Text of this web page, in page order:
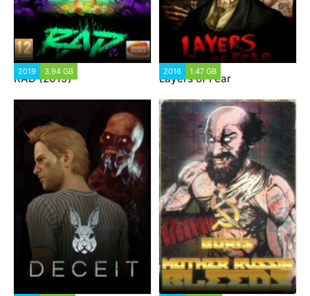
2019 3.94 GB
RAD (2019)
2016 1.47 GB
Layers of Fear